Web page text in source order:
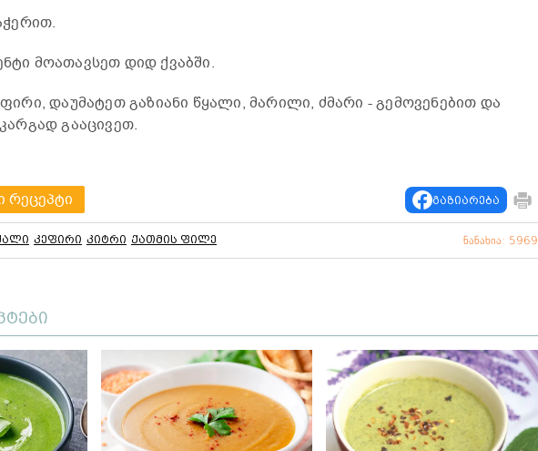
მოათავსეთ დიდ ქვაბში.
დაუმატეთ გაზიანი წყალი, მარილი, ძმარი - გემოვენებით და
გააცივეთ.
რეცეპტი გაზიარება
კეფირი კიტრი ქათმის ფილე ნანახია: 5969